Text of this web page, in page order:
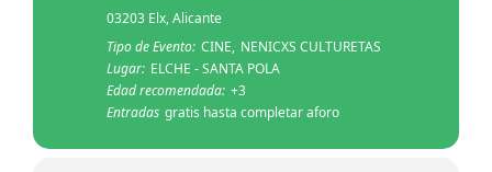
03203 Elx, Alicante
Tipo de Evento: CINE, NENICXS CULTURETAS
Lugar: ELCHE - SANTA POLA
Edad recomendada: +3
Entradas gratis hasta completar aforo